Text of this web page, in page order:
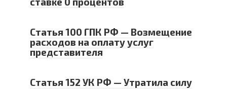
Статья 100 ГПК РФ — Возмещение
расходов на оплату услуг
представителя
Статья 152 УК РФ — Утратила силу